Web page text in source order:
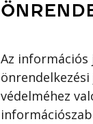
Az
védelméhez